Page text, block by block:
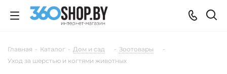
Главная - Каталог - Дом и сад - Зоотовары
-
Уход за шерстью и когтями животных